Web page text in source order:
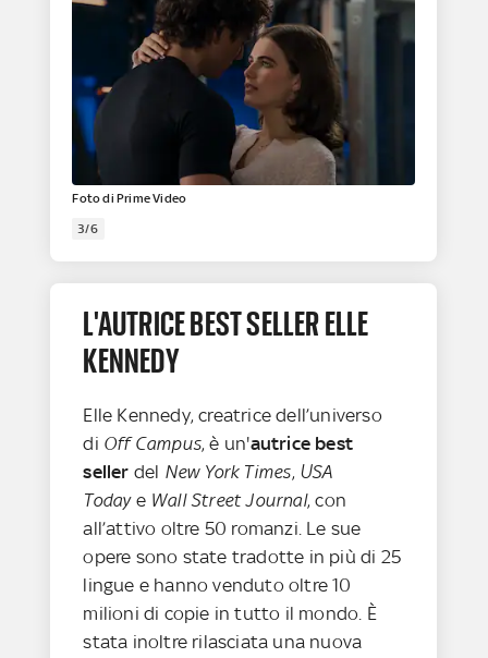
Foto di Prime Video
3/6
L'AUTRICE BEST SELLER ELLE
KENNEDY
Elle Kennedy, creatrice dell’universo
di Off Campus, è un'autrice best
seller del New York Times, USA
Todaye Wall Street Journal, con
all’attivo oltre 50 romanzi. Le sue
opere sono state tradotte in più di 25
lingue e hanno venduto oltre 10
milioni di copie in tutto il mondo. È
stata inoltre rilasciata una nuova